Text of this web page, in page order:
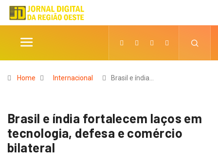
Home Internacional Brasil e índia…
Brasil e índia fortalecem laços em
tecnologia, defesa e comércio
bilateral